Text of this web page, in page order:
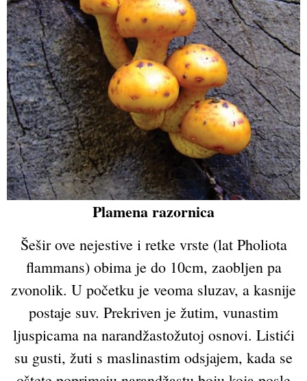
Plamena razornica
Šešir ove nejestive i retke vrste (lat Pholiota
flammans) obima je do 10cm, zaobljen pa
zvonolik. U početku je veoma sluzav, a kasnije
postaje suv. Prekriven je žutim, vunastim
ljuspicama na narandžastožutoj osnovi. Listići
su gusti, žuti s maslinastim odsjajem, kada se